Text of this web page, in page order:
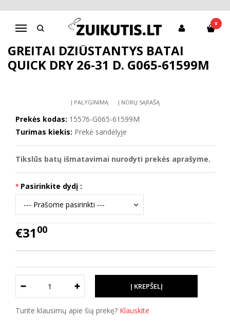
Navigacija
0
Pagrindinis
D.D.Step batai berniukams
Greitai džiūstantys batai Quick dry 26-31 d. G065-61599M
GREITAI DŽIŪSTANTYS BATAI
QUICK DRY 26-31 D. G065-61599M
Į PALYGINIMĄ Į NORŲ SĄRAŠĄ
Prekės kodas: 15576-G065-61599M
Turimas kiekis: Prekė sandėlyje
Tikslūs batų išmatavimai nurodyti prekės aprašyme.
Pasirinkite dydį :
€31 00
Turite klausimų apie šią prekę? Klauskite